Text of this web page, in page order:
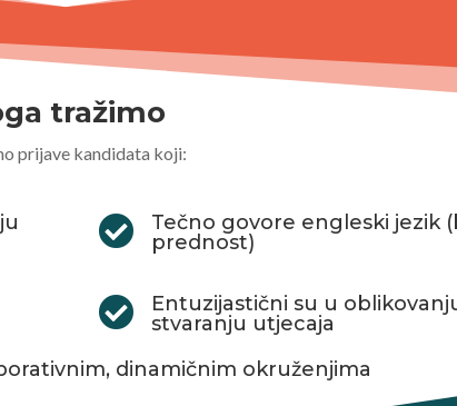
tražimo
prijave kandidata koji:

Tečno govore engleski jezik
prednost)

Entuzijastični su u
stvaranju utjecaja
dinamičnim okruženjima